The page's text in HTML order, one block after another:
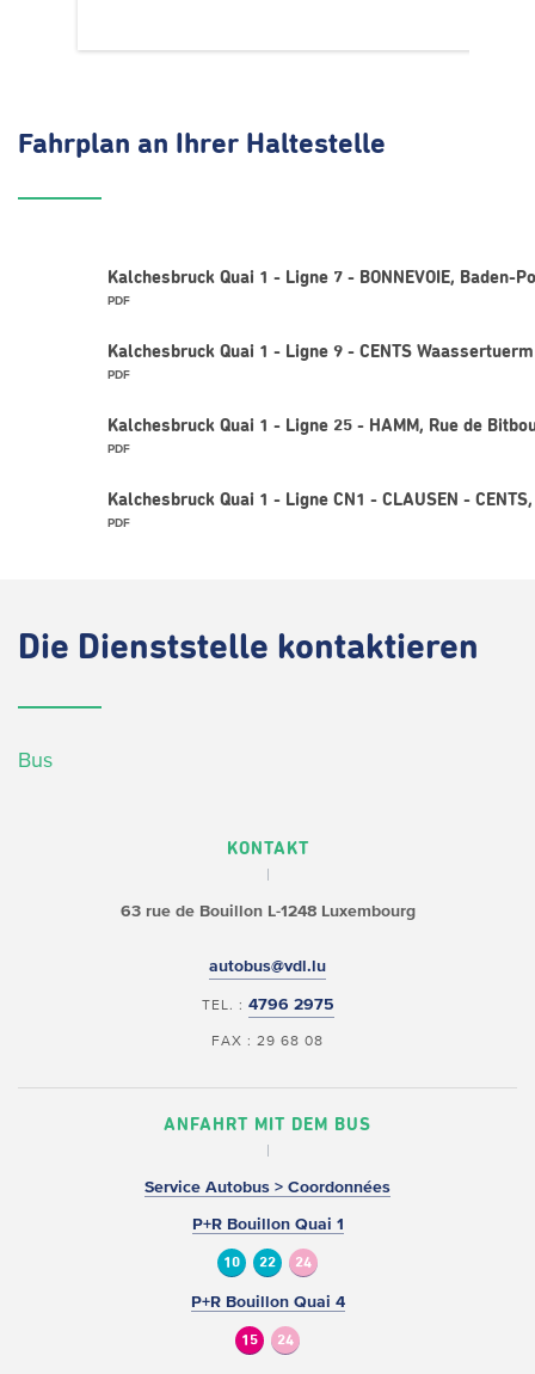
Fahrplan an Ihrer Haltestelle
Kalchesbruck Quai 1 - Ligne 7 - BONNEVOIE, Baden-
PDF
Kalchesbruck Quai 1 - Ligne 9 - CENTS Waassertuerm
PDF
Kalchesbruck Quai 1 - Ligne 25 - HAMM, Rue de
PDF
Kalchesbruck Quai 1 - Ligne CN1 - CLAUSEN -
PDF
Die Dienststelle kontaktieren
Bus
KONTAKT
63 rue de BouillonL-1248 Luxembourg
autobus@vdl.lu
TEL. : 4796 2975
FAX : 29 68 08
ANFAHRT MIT DEM BUS
Service Autobus > Coordonnées
P+R Bouillon Quai 1
10 22 24
P+R Bouillon Quai 4
15 24